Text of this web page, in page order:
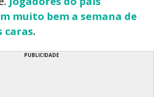
muito bem a semana de
caras.
PUBLICIDADE